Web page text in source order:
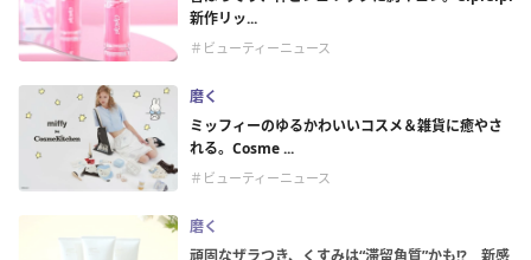
新作リッ...
＃ビューティーニュース
磨く
ミッフィーのゆるかわいいコスメ＆雑貨に癒やさ
れる。Cosme ...
＃ビューティーニュース
磨く
頑固なザラつき、くすみは“滞留角質”かも!? 新感